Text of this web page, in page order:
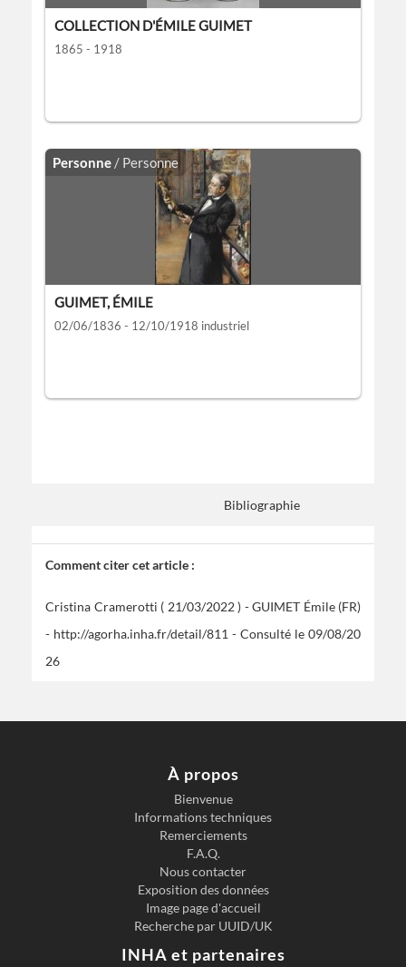
COLLECTION D'ÉMILE GUIMET
1865 - 1918
Personne / Personne
GUIMET, ÉMILE
02/06/1836 - 12/10/1918 industriel
Bibliographie
Comment citer cet article :
Cristina Cramerotti ( 21/03/2022 ) - GUIMET Émile (FR)
- http://agorha.inha.fr/detail/811 - Consulté le 09/08/20
26
À propos
Bienvenue
Informations techniques
Remerciements
F.A.Q.
Nous contacter
Exposition des données
Image page d'accueil
Recherche par UUID/UK
INHA et partenaires